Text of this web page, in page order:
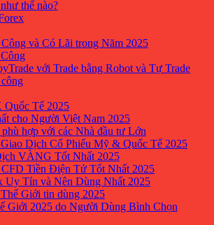
thế nào?
và Có Lãi trong Năm 2025
với Trade bằng Robot và Tự Trade
Quốc Tế 2025
cho Người Việt Nam 2025
hợp với các Nhà đầu tư Lớn
Dịch Cổ Phiếu Mỹ & Quốc Tế 2025
VÀNG Tốt Nhất 2025
CFD Tiền Điện Tử Tốt Nhất 2025
Uy Tín và Nên Dùng Nhất 2025
Giới tin dùng 2025
Giới 2025 do Người Dùng Bình Chọn